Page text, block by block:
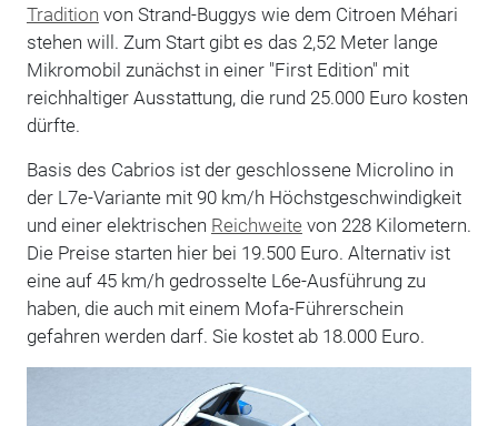
Tradition von Strand-Buggys wie dem Citroen Méhari
stehen will. Zum Start gibt es das 2,52 Meter lange
Mikromobil zunächst in einer "First Edition" mit
reichhaltiger Ausstattung, die rund 25.000 Euro kosten
dürfte.
Basis des Cabrios ist der geschlossene Microlino in
der L7e-Variante mit 90 km/h Höchstgeschwindigkeit
und einer elektrischen Reichweite von 228 Kilometern.
Die Preise starten hier bei 19.500 Euro. Alternativ ist
eine auf 45 km/h gedrosselte L6e-Ausführung zu
haben, die auch mit einem Mofa-Führerschein
gefahren werden darf. Sie kostet ab 18.000 Euro.